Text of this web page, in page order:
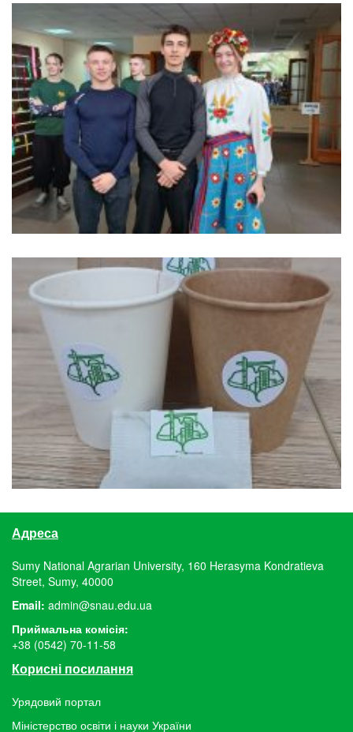
Адреса
Sumy National Agrarian University, 160 Herasyma Kondratieva
Street, Sumy, 40000
Email: admin@snau.edu.ua
Приймальна комісія:
+38 (0542) 70-11-58
Корисні посилання
Урядовий портал
Міністерство освіти і науки України